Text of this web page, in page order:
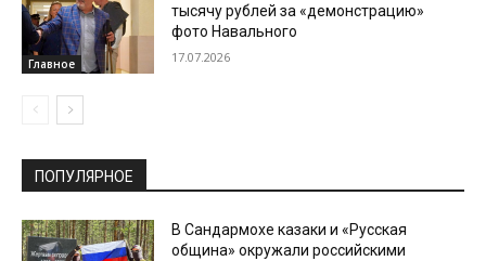
Главное
тысячу рублей за «демонстрацию»
фото Навального
17.07.2026
ПОПУЛЯРНОЕ
В Сандармохе казаки и «Русская
община» окружали российскими